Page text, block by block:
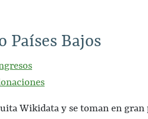
Países Bajos
Wikidata y se toman en